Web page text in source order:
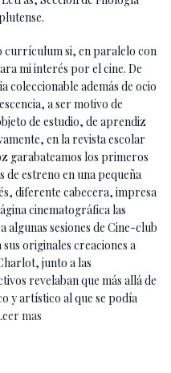
currículum si, en paralelo con
mi interés por el cine. De
coleccionable además de ocio
a ser motivo de
de estudio, de aprendiz
en la revista escolar
garabateamos los primeros
de estreno en una pequeña
diferente cabecera, impresa
cinematográfica las
algunas sesiones de Cine-club
originales creaciones a
junto a las
revelaban que más allá de
y artístico al que se podía
mas